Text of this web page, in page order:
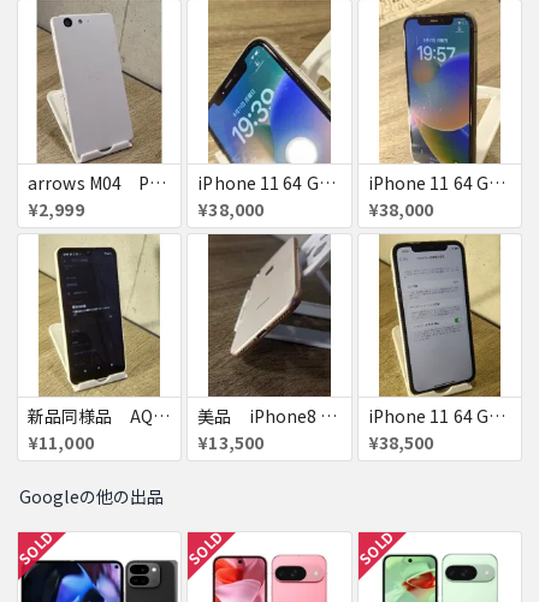
arrows M04 Premium SIMフリー スマホ
¥2,999
iPhone 11 64 GB SIMロック解除済み スマホ
¥38,000
iPhone 11 64 GB SIMロック解除済み スマホ
¥38,000
新品同様品 AQUOS wish2 SH-51C SIMフリー スマホ
¥11,000
美品 iPhone8 64GB SIMロック解除済み
¥13,500
iPhone 11 64 GB SIMロック解除済み スマホ
¥38,500
Googleの他の出品
SOLD SOLD SOLD